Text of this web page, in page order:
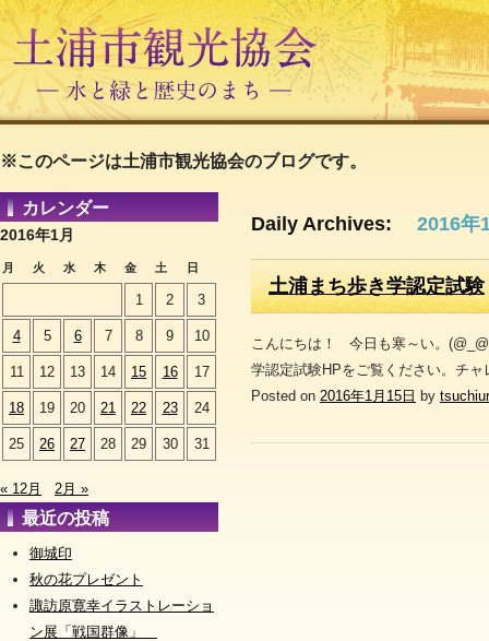
※このページは土浦市観光協会のブログです。
カレンダー
2016年1月
月 火 水 木 金 土 日
1 2 3
4 5 6 7 8 9 10
11 12 13 14 15 16 17
18 19 20 21 22 23 24
25 26 27 28 29 30 31
« 12月 2月 »
最近の投稿
御城印
秋の花プレゼント
諏訪原寛幸イラストレーショ
ン展「戦国群像」
Daily Archives: 2016年
土浦まち歩き学認定試験
こんにちは！ 今日も寒～い。
学認定試験HPをご覧ください。チ
Posted on 2016年1月15日 by